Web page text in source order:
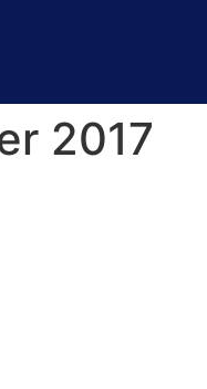
2017